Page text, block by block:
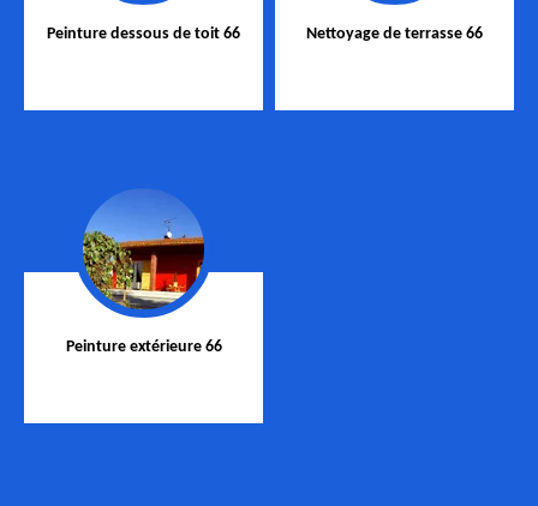
Peinture dessous de toit 66 Nettoyage de terrasse 66
Peinture extérieure 66